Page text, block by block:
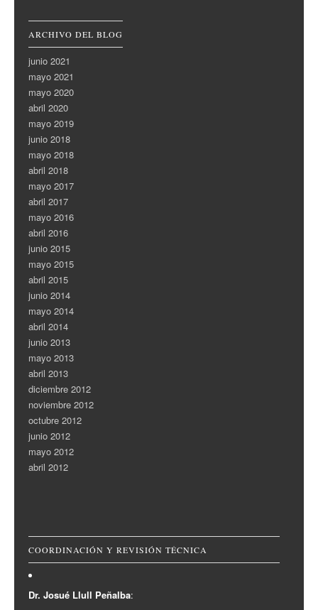
ARCHIVO DEL BLOG
junio 2021
mayo 2021
mayo 2020
abril 2020
mayo 2019
junio 2018
mayo 2018
abril 2018
mayo 2017
abril 2017
mayo 2016
abril 2016
junio 2015
mayo 2015
abril 2015
junio 2014
mayo 2014
abril 2014
junio 2013
mayo 2013
abril 2013
diciembre 2012
noviembre 2012
octubre 2012
junio 2012
mayo 2012
abril 2012
COORDINACIÓN Y REVISIÓN TÉCNICA
Dr. Josué Llull Peñalba: